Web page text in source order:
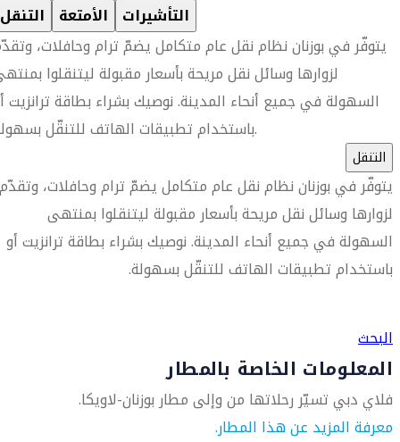
التنقل الأمتعة التأشيرات
يتوفّر في بوزنان نظام نقل عام متكامل يضمّ ترام وحافلات،
لزوارها وسائل نقل مريحة بأسعار مقبولة ليتنقلوا
السهولة في جميع أنحاء المدينة. نوصيك بشراء بطاقة ترانزيت
باستخدام تطبيقات الهاتف للتنقّل بسهولة.
التنقل
يتوفّر في بوزنان نظام نقل عام متكامل يضمّ ترام وحافلات، وتقدّم
لزوارها وسائل نقل مريحة بأسعار مقبولة ليتنقلوا بمنتهى
السهولة في جميع أنحاء المدينة. نوصيك بشراء بطاقة ترانزيت أو
باستخدام تطبيقات الهاتف للتنقّل بسهولة.
البحث
المعلومات الخاصة بالمطار
فلاي دبي تسيّر رحلاتها من وإلى مطار بوزنان-لاويكا.
معرفة المزيد عن هذا المطار.